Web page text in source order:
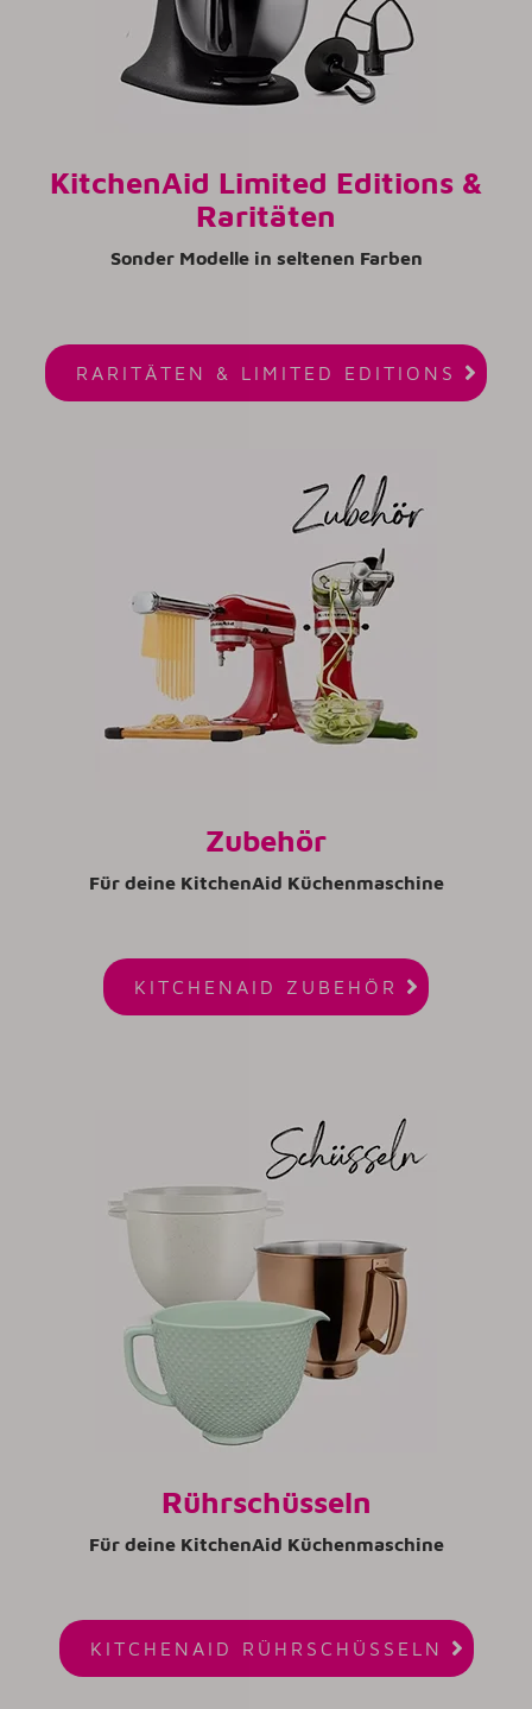
KitchenAid Limited Editions &
Raritäten
Sonder Modelle in seltenen Farben
RARITÄTEN & LIMITED EDITIONS 
Zubehör
Für deine KitchenAid Küchenmaschine
KITCHENAID ZUBEHÖR 
Rührschüsseln
Für deine KitchenAid Küchenmaschine
KITCHENAID RÜHRSCHÜSSELN 